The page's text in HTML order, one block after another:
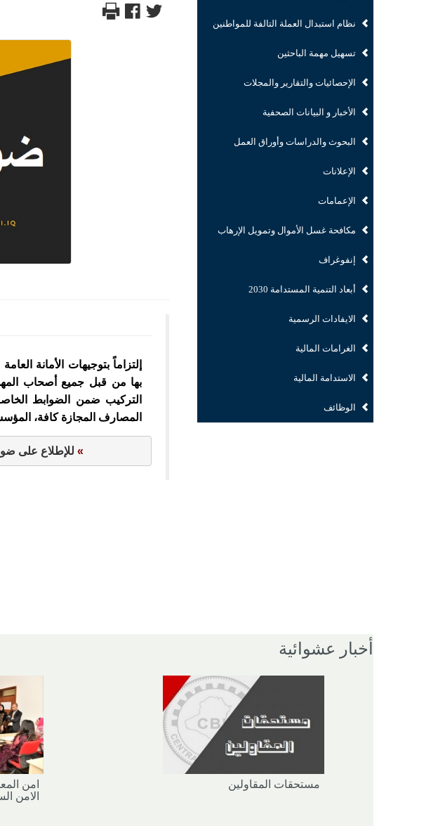
نظام استبدال العملة التالفة للمواطنين
تسهيل مهمة الباحثين
الإحصائيات والتقارير والمجلات
الأخبار و البيانات الصحفية
البحوث والدراسات وأوراق العمل
الإعلانات
الإعمامات
مكافحة غسل الأموال وتمويل الإرهاب
إنفوغراف
أبعاد التنمية المستدامة 2030
الايفادات الرسمية
الغرامات المالية
الاستدامة المالية
الوظائف
إلتزاماً بتوجيهات الأمانة
بها من قبل جميع أصحاب
التركيب ضمن الضوابط
المصارف المجازة كافة،
» للإطلاع على
أخبار عشوائية
مستحقات المقاولين
امن
الامن